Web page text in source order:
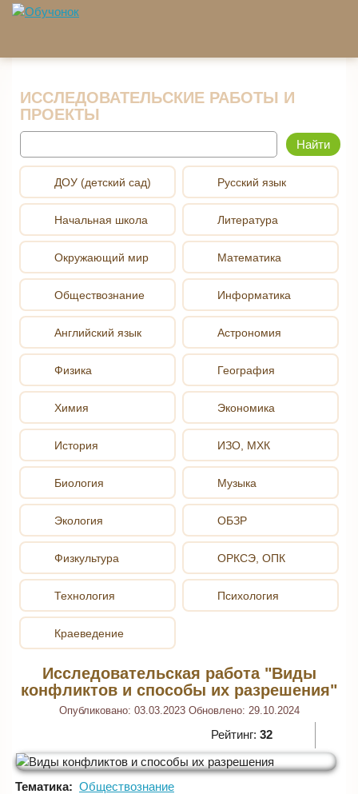
Перейти к основному содержанию
ИССЛЕДОВАТЕЛЬСКИЕ РАБОТЫ И
ПРОЕКТЫ
ДОУ (детский сад)
Начальная школа
Окружающий мир
Обществознание
Английский язык
Русский язык
Литература
Математика
Информатика
Астрономия
Физика
Химия
История
Биология
Экология
География
Экономика
ИЗО, МХК
Музыка
ОБЗР
Физкультура
Технология
Краеведение
ОРКСЭ, ОПК
Психология
Исследовательская работа "Виды
конфликтов и способы их разрешения"
Опубликовано: 03.03.2023 Обновлено: 29.10.2024
Рейтинг: 32
Тематика: Обществознание